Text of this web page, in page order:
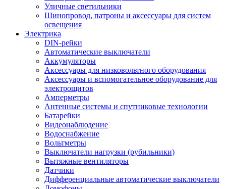
Уличные светильники
Шинопровод, патроны и аксессуары для систем
освещения
Электрика
DIN-рейки
Автоматические выключатели
Аккумуляторы
Аксессуары для низковольтного оборудования
Аксессуары и вспомогательное оборудование для
электрощитов
Амперметры
Антенные системы и спутниковые технологии
Батарейки
Видеонаблюдение
Водоснабжение
Вольтметры
Выключатели нагрузки (рубильники)
Вытяжные вентиляторы
Датчики
Дифференциальные автоматические выключатели